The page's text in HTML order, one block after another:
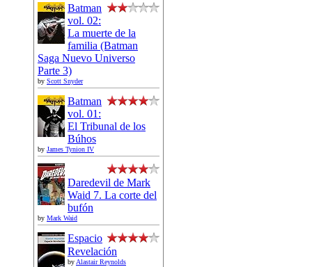
Batman
vol. 02:
La muerte de la
familia (Batman
Saga Nuevo Universo
Parte 3)
by Scott Snyder
Batman
vol. 01:
El Tribunal de los
Búhos
by James Tynion IV
Daredevil de Mark
Waid 7. La corte del
bufón
by Mark Waid
Espacio
Revelación
by Alastair Reynolds